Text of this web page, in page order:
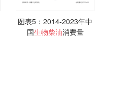
图表5：2014-2023年中
国生物柴油消费量